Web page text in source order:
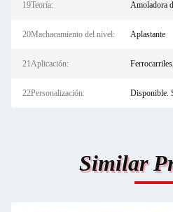
19Teoría: Amoladora
20Machacamiento del nivel: Aplastante
21Aplicación:
22Personalización: Disponible.
Similar